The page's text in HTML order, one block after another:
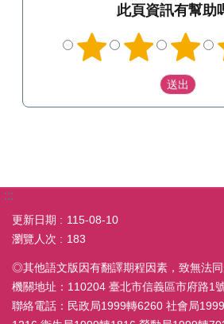
此頁資訊有幫助
:::
更新日期
115-08-10
瀏覽人次
183
◎其他語文版因有翻譯期程因素，致無法同
機關地址：110204 臺北市信義區市府路1
聯絡電話：民政局1999轉6260 社會局